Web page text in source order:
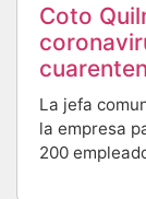
Coto
La jefa
la empresa
200